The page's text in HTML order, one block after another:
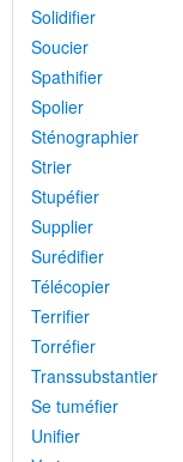
Solidifier
Soucier
Spathifier
Spolier
Sténographier
Strier
Stupéfier
Supplier
Surédifier
Télécopier
Terrifier
Torréfier
Transsubstantier
Se tuméfier
Unifier